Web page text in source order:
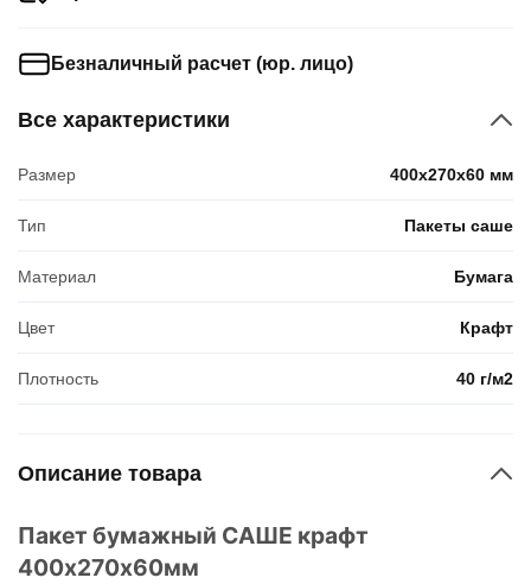
Все характеристики
Размер 400x270x60 мм
Тип Пакеты саше
Материал Бумага
Цвет Крафт
Плотность 40 г/м2
Описание товара
Пакет бумажный САШЕ крафт
400х270х60мм
Безналичный расчет (юр. лицо)